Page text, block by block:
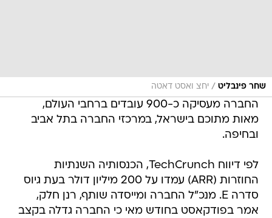
שחר פינבליט / יחצ ואסט דאטה
החברה מעסיקה כ-900 עובדים ברחבי העולם,
מאות מתוכם בישראל, במרכזי החברה בתל אביב
ובחיפה.
לפי דיווח TechCrunch, הכנסותיה השנתיות
החוזרות (ARR) עמדו על 200 מיליון דולר בעת גיוס
סדרה E. מנכ"ל החברה ומייסדה שותף, רנן חלק,
אמר בפודקאסט בחודש מאי כי החברה גדלה בקצב